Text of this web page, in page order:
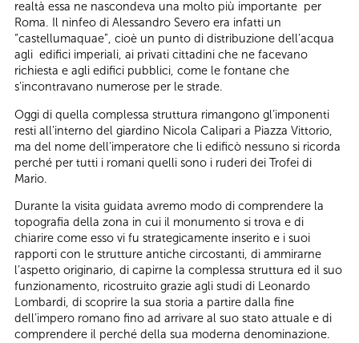
realtà essa ne nascondeva una molto più importante per
Roma. Il ninfeo di Alessandro Severo era infatti un
“castellumaquae”, cioè un punto di distribuzione dell’acqua
agli edifici imperiali, ai privati cittadini che ne facevano
richiesta e agli edifici pubblici, come le fontane che
s’incontravano numerose per le strade.
Oggi di quella complessa struttura rimangono gl’imponenti
resti all’interno del giardino Nicola Calipari a Piazza Vittorio,
ma del nome dell’imperatore che li edificò nessuno si ricorda
perché per tutti i romani quelli sono i ruderi dei Trofei di
Mario.
Durante la visita guidata avremo modo di comprendere la
topografia della zona in cui il monumento si trova e di
chiarire come esso vi fu strategicamente inserito e i suoi
rapporti con le strutture antiche circostanti, di ammirarne
l’aspetto originario, di capirne la complessa struttura ed il suo
funzionamento, ricostruito grazie agli studi di Leonardo
Lombardi, di scoprire la sua storia a partire dalla fine
dell’impero romano fino ad arrivare al suo stato attuale e di
comprendere il perché della sua moderna denominazione.